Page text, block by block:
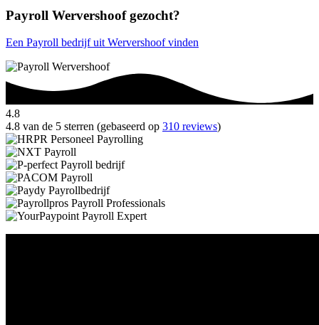
Payroll Wervershoof gezocht?
Een Payroll bedrijf uit Wervershoof vinden
4.8
4.8 van de 5 sterren (gebaseerd op 310 reviews)